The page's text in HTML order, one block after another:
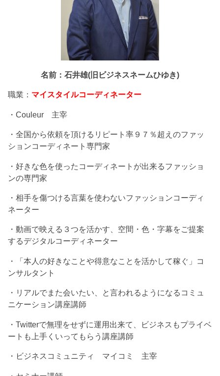
名前：石井雄(旧ビジネスネームひゆき)
職業： マイスタイルコーディネーター
・Couleur 主宰
・全国から依頼を頂けるリピート率９７％超えのファッ
ションコーディネート専門家
・好きな色を使ったコーディネートが出来るファッショ
ンの専門家
・相手を傷つける言葉を使わないファッションコーディ
ネーター
・動画で映える３つを活かす、空間・色・字幕をご提案
するデジタルコーディネーター
・「本人の好きなことや得意なことを活かして稼ぐ」コ
ンサルタント
・リアルでまた会いたい、と言われるようになるコミュ
ニケーション講座講師
・Twitterで無理をせずに運用出来て、ビジネスもプライベ
ートも上手くいってもらう講座講師
・ビジネスコミュニティ マイコミ 主宰